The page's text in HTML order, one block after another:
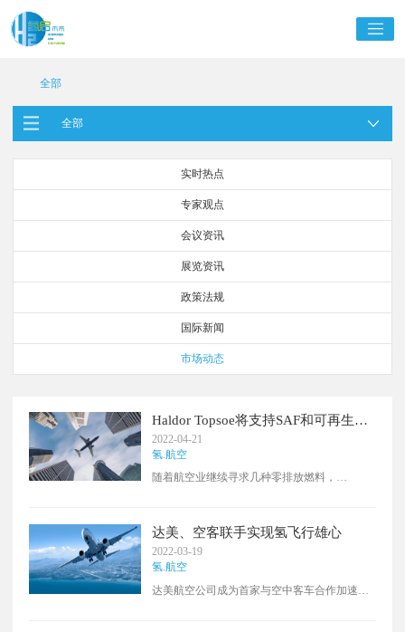
全部
全部
实时热点
专家观点
会议资讯
展览资讯
政策法规
国际新闻
市场动态
Haldor Topsoe将支持SAF和可再生柴
油生产，同时为加拿大航空业提供氢
气
2022-04-21
氢.航空
随着航空业继续寻求几种零排放燃料，
了实现这一目标，fuelEnergy选择了Topsoe的解
决方案来开发可再生燃料设施，该设施将具有
每天生产约3000桶的能力。HaldorTopsoe美洲区
董事总经理HenrikRasmussen表示：我们非常高
兴fuel选择我们的HydroFlex和H2bridge技术用于
达美、空客联手实现氢飞行雄心
2022-03-19
氢.航空
达美航空公司成为首家与空中客车合作加速氢